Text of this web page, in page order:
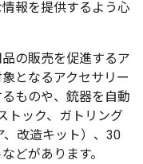
報を提供するよう心
の販売を促進するア
となるアクセサリー
ものや、銃器を自動
トック、ガトリング
、改造キット）、30
どがあります。